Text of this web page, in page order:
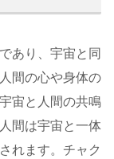
あり、宇宙と同
間の心や身体の
宙と人間の共鳴
間は宇宙と一体
れます。チャク